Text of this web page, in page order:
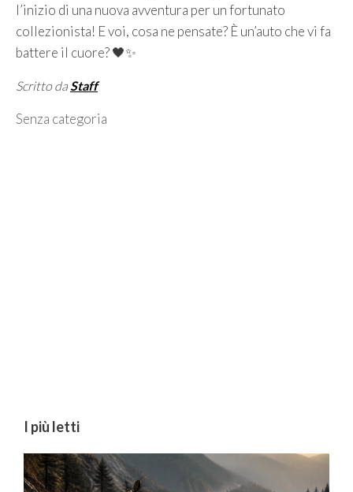
l’inizio di una nuova avventura per un fortunato
collezionista! E voi, cosa ne pensate? È un’auto che vi fa
battere il cuore? 🖤✨
Scritto da Staff
Categorie
Senza categoria
I più letti